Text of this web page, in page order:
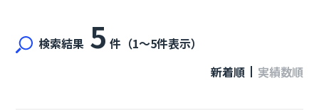
検索結果 5 件（1〜5件表示）
新着順
実績数順